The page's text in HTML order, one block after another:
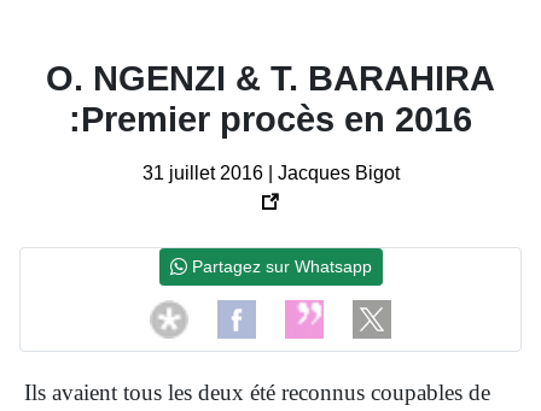
O. NGENZI & T. BARAHIRA
:Premier procès en 2016
31 juillet 2016 | Jacques Bigot
Ils avaient tous les deux été reconnus coupables de
Partagez sur Whatsapp